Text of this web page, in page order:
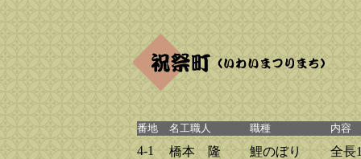
番地 名工職人 職種 内容
4-1 橋本 隆 鯉のぼり
全長